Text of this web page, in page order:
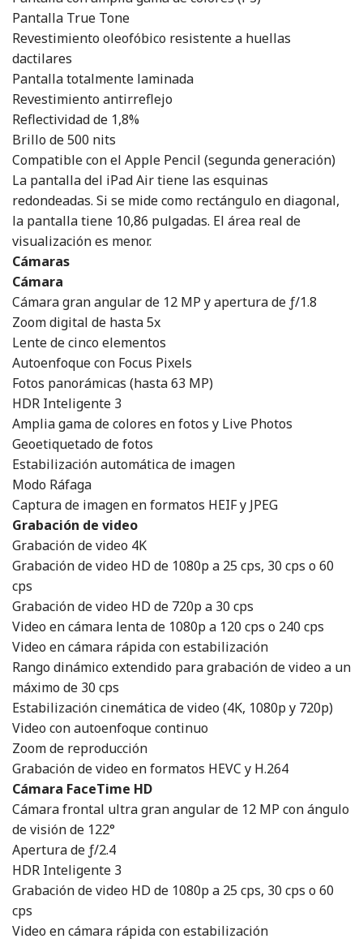
Pantalla True Tone
Revestimiento oleofóbico resistente a huellas
dactilares
Pantalla totalmente laminada
Revestimiento antirreflejo
Reflectividad de 1,8%
Brillo de 500 nits
Compatible con el Apple Pencil (segunda generación)
La pantalla del iPad Air tiene las esquinas
redondeadas. Si se mide como rectángulo en diagonal,
la pantalla tiene 10,86 pulgadas. El área real de
visualización es menor.
Cámaras
Cámara
Cámara gran angular de 12 MP y apertura de ƒ/1.8
Zoom digital de hasta 5x
Lente de cinco elementos
Autoenfoque con Focus Pixels
Fotos panorámicas (hasta 63 MP)
HDR Inteligente 3
Amplia gama de colores en fotos y Live Photos
Geoetiquetado de fotos
Estabilización automática de imagen
Modo Ráfaga
Captura de imagen en formatos HEIF y JPEG
Grabación de video
Grabación de video 4K
Grabación de video HD de 1080p a 25 cps, 30 cps o 60
cps
Grabación de video HD de 720p a 30 cps
Video en cámara lenta de 1080p a 120 cps o 240 cps
Video en cámara rápida con estabilización
Rango dinámico extendido para grabación de video a un
máximo de 30 cps
Estabilización cinemática de video (4K, 1080p y 720p)
Video con autoenfoque continuo
Zoom de reproducción
Grabación de video en formatos HEVC y H.264
Cámara FaceTime HD
Cámara frontal ultra gran angular de 12 MP con ángulo
de visión de 122°
Apertura de ƒ/2.4
HDR Inteligente 3
Grabación de video HD de 1080p a 25 cps, 30 cps o 60
cps
Video en cámara rápida con estabilización